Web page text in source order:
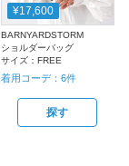
¥17,600
BARNYARDSTORM
ショルダーバッグ
サイズ： FREE
着用コーデ： 6件
探す